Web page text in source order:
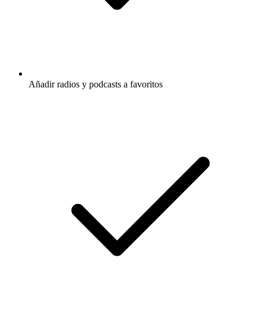
Añadir radios y podcasts a favoritos